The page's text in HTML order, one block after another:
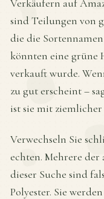
Verkäufern auf
sind Teilungen von
die die
könnten eine grüne
verkauft wurde.
zu gut erscheint –
ist sie mit
Verwechseln Sie
echten. Mehrere
dieser Suche sind
Polyester. Sie